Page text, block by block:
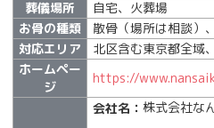
葬儀場所
自宅、火葬場
お骨の種類
散骨（場所は相談）
対応エリア
北区含む東京都全域
ホームペー
ジ
https://
会社名： 株式会社な